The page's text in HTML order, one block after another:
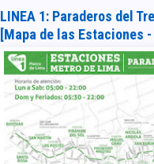
LINEA 1: Paraderos del
[Mapa de las Estaciones